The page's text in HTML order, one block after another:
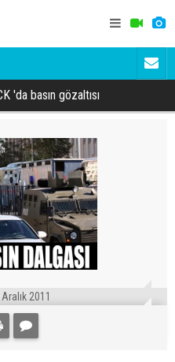
'da basın gözaltısı
2011